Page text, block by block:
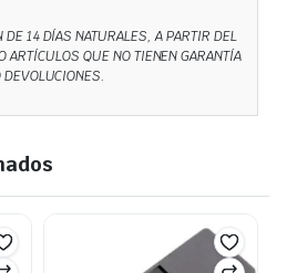
DE 14 DÍAS NATURALES, A PARTIR DEL
ARTÍCULOS QUE NO TIENEN GARANTÍA
DEVOLUCIONES.